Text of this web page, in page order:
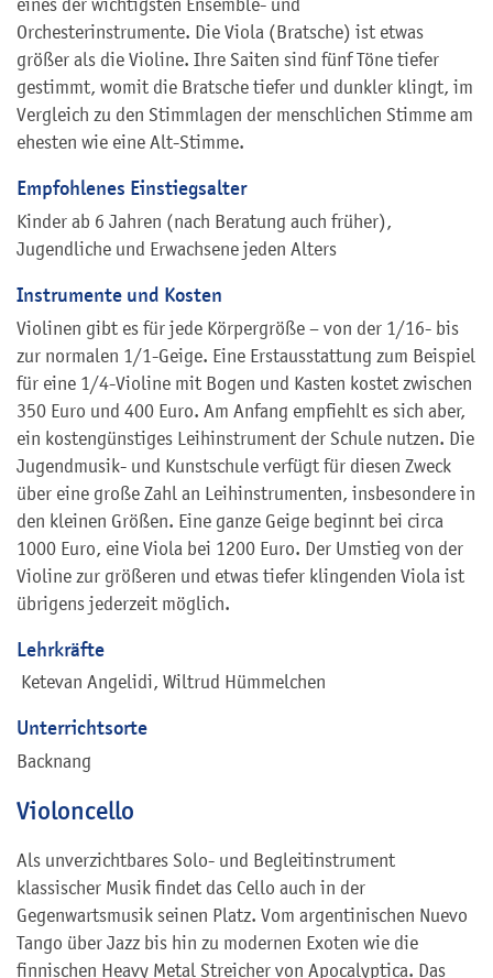
eines der wichtigsten Ensemble- und
Orchesterinstrumente. Die Viola (Bratsche) ist etwas
größer als die Violine. Ihre Saiten sind fünf Töne tiefer
gestimmt, womit die Bratsche tiefer und dunkler klingt, im
Vergleich zu den Stimmlagen der menschlichen Stimme am
ehesten wie eine Alt-Stimme.
Empfohlenes Einstiegsalter
Kinder ab 6 Jahren (nach Beratung auch früher),
Jugendliche und Erwachsene jeden Alters
Instrumente und Kosten
Violinen gibt es für jede Körpergröße – von der 1/16- bis
zur normalen 1/1-Geige. Eine Erstausstattung zum Beispiel
für eine 1/4-Violine mit Bogen und Kasten kostet zwischen
350 Euro und 400 Euro. Am Anfang empfiehlt es sich aber,
ein kostengünstiges Leihinstrument der Schule nutzen. Die
Jugendmusik- und Kunstschule verfügt für diesen Zweck
über eine große Zahl an Leihinstrumenten, insbesondere in
den kleinen Größen. Eine ganze Geige beginnt bei circa
1000 Euro, eine Viola bei 1200 Euro. Der Umstieg von der
Violine zur größeren und etwas tiefer klingenden Viola ist
übrigens jederzeit möglich.
Lehrkräfte
Ketevan Angelidi, Wiltrud Hümmelchen
Unterrichtsorte
Backnang
Violoncello
Als unverzichtbares Solo- und Begleitinstrument
klassischer Musik findet das Cello auch in der
Gegenwartsmusik seinen Platz. Vom argentinischen Nuevo
Tango über Jazz bis hin zu modernen Exoten wie die
finnischen Heavy Metal Streicher von Apocalyptica. Das